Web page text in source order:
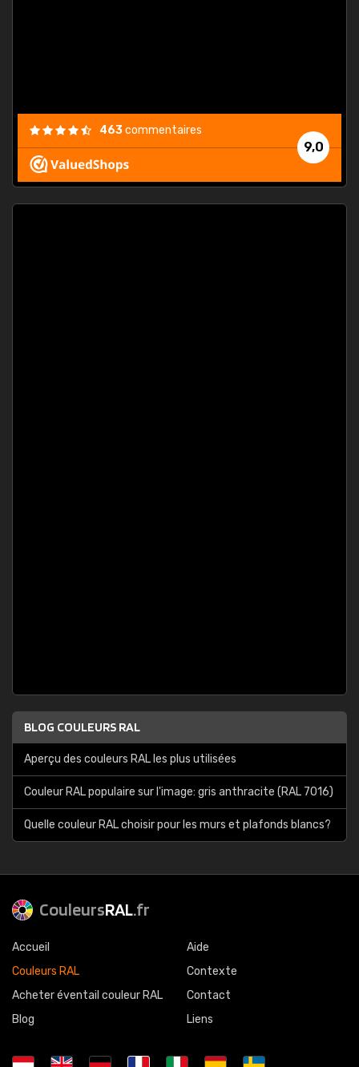
9,0
463commentaires
BLOG COULEURS RAL
Aperçu des couleurs RAL les plus utilisées
Couleur RAL populaire sur l'image: gris anthracite (RAL 7016)
Quelle couleur RAL choisir pour les murs et plafonds blancs?
CouleursRAL.fr
Accueil
Couleurs RAL
Acheter éventail couleur RAL
Blog
Aide
Contexte
Contact
Liens